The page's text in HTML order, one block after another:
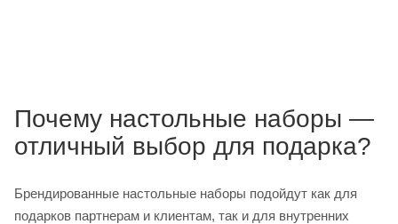
Почему настольные наборы —
отличный выбор для подарка?
Брендированные настольные наборы подойдут как для
подарков партнерам и клиентам, так и для внутренних